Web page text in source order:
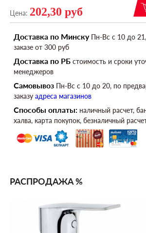
Цена: 202,30 руб
Доставка по МинскуПн-Вс c 10 до
заказе от 300 руб
Доставка по РБ стоимость и сроки
менеджеров
Самовывоз Пн-Вс c 10 до 20, по
заказу адреса магазинов
Способы оплаты: наличный расчет,
халва, карта покупок, безналичный
РАСПРОДАЖА %